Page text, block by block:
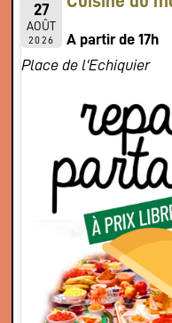
27
AOÛT
2026
A partir de 17h
Place de l'Echiquier